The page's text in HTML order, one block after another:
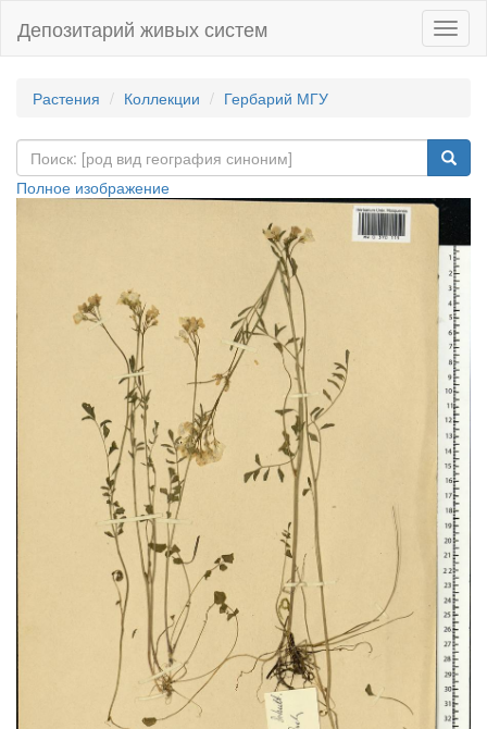
Депозитарий живых систем
Растения Коллекции Гербарий МГУ
Полное изображение